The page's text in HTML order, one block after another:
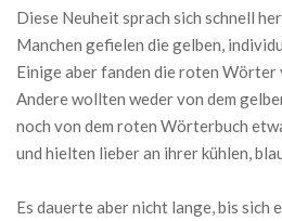
Diese Neuheit sprach sich schnell
Manchen gefielen die gelben,
Einige aber fanden die roten
Andere wollten weder von dem
noch von dem roten Wörterbuch
und hielten lieber an ihrer kühlen,
Es dauerte aber nicht lange, bis sich